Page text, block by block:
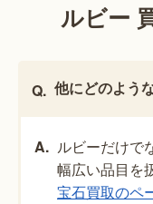
ルビー
他にどのよう
ルビーだけで
幅広い品目を
宝石買取のペ